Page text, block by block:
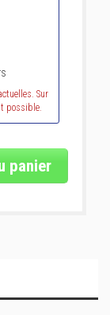
Sur
possible.
panier